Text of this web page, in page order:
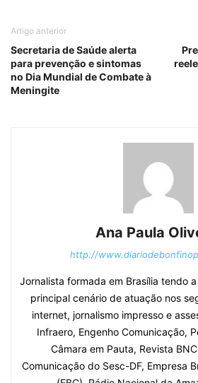
Artigo anterior
Secretaria de Saúde alerta
para prevenção e sintomas
no Dia Mundial de Combate à
Meningite
Ana Paula
http://
Jornalista formada em Brasília tendo
principal cenário de atuação nos
internet, jornalismo impresso e
Infraero, Engenho Comunicação,
Câmara em Pauta, Revista
Comunicação do Sesc-DF, Empresa